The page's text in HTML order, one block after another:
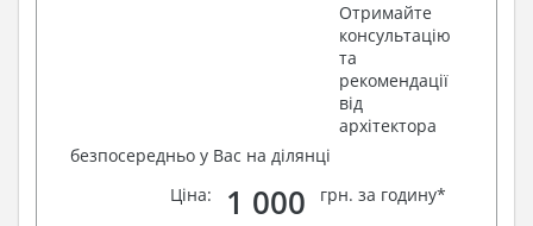
Отримайте
консультацію
та
рекомендації
від
архітектора
безпосередньо у Вас на ділянці
Ціна:
1 000 грн. за годину*